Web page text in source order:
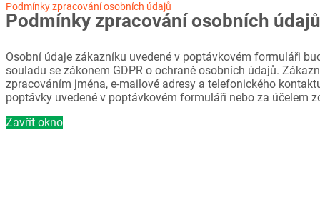
Podmínky zpracování osobních údajů
Podmínky zpracování osobních údajů
Osobní údaje zákazníku uvedené v poptávkovém formuláři
souladu se zákonem GDPR o ochraně osobních údajů.
zpracováním jména, e-mailové adresy a telefonického
poptávky uvedené v poptávkovém formuláři nebo za účelem
Zavřít okno